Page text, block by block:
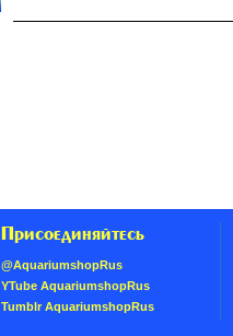
Присоединяйтесь
@AquariumshopRus
YTube AquariumshopRus
Tumblr AquariumshopRus